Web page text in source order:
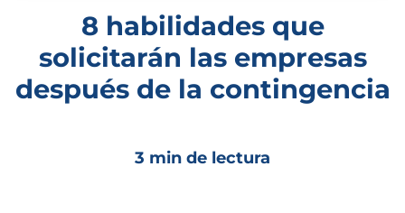
8 habilidades que
solicitarán las empresas
después de la contingencia
3 min de lectura